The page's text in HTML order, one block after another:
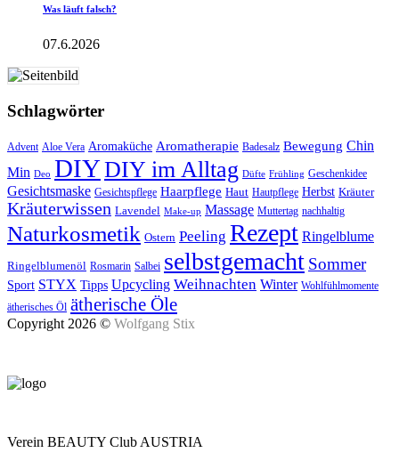
Was läuft falsch?
07.6.2026
Schlagwörter
Advent Aloe Vera Aromaküche Aromatherapie Badesalz Bewegung Chin
Min Deo DIYDIY im Alltag Düfte Frühling Geschenkidee
Gesichtsmaske Gesichtspflege Haarpflege Haut Hautpflege Herbst Kräuter
Kräuterwissen Lavendel Make-up Massage Muttertag nachhaltig
Naturkosmetik Ostern Peeling Rezept Ringelblume
Ringelblumenöl Rosmarin Salbei selbstgemacht Sommer
Sport STYX Tipps Upcycling Weihnachten Winter Wohlfühlmomente
ätherisches Öl ätherische Öle
Copyright 2026 © Wolfgang Stix
Verein BEAUTY Club AUSTRIA